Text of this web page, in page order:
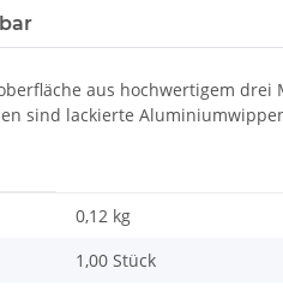
aus hochwertigem drei
sind lackierte
0,12 kg
1,00 Stück